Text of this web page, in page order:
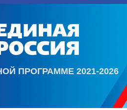
ПРОГРАММЕ 2021-2026